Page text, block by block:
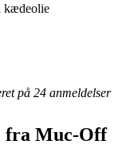
kædeolie
på 24 anmeldelser
fra Muc-Off